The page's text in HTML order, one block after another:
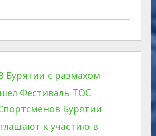
Бурятии с размахом
Фестиваль ТОС
Бурятии
к участию в